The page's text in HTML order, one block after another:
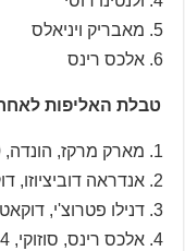
מאבריק ויניאלס
אלכס רינס
טבלת האליפות לאחר
מארק מרקז, הונדה, 230 נק'
אנדראה דוביציוזו,
דנילו פטרוצ'י, דוקאטי, 136
אלכס רינס, סוזוקי, 124 נק'